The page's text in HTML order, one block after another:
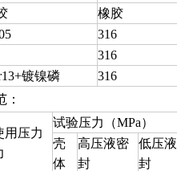
橡胶
316
316
镀镍磷 316
用压力
试验压力（MPa）
壳
体
高压液密
封
低压
封